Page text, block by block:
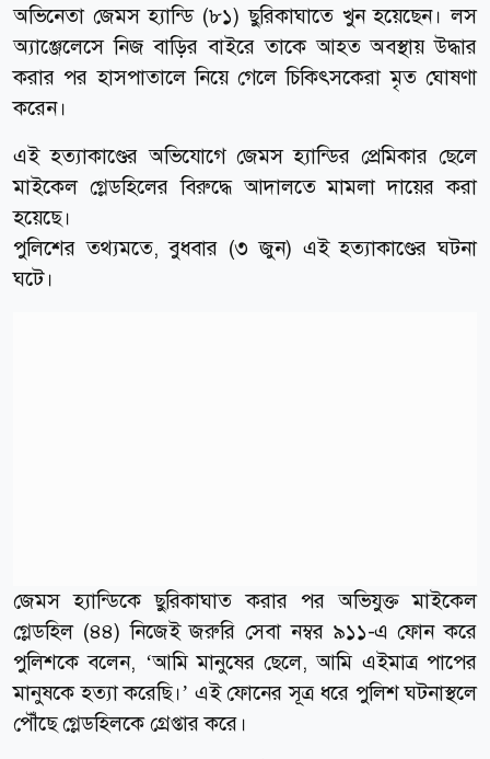
অভিনেতা জেমস হ্যান্ডি (৮১) ছুরিকাঘাতে খুন হয়েছেন। লস
অ্যাঞ্জেলেসে নিজ বাড়ির বাইরে তাকে আহত অবস্থায় উদ্ধার
করার পর হাসপাতালে নিয়ে গেলে চিকিৎসকেরা মৃত ঘোষণা
করেন।
এই হত্যাকাণ্ডের অভিযোগে জেমস হ্যান্ডির প্রেমিকার ছেলে
মাইকেল গ্লেডহিলের বিরুদ্ধে আদালতে মামলা দায়ের করা
হয়েছে।
পুলিশের তথ্যমতে, বুধবার (৩ জুন) এই হত্যাকাণ্ডের ঘটনা
ঘটে।
জেমস হ্যান্ডিকে ছুরিকাঘাত করার পর অভিযুক্ত মাইকেল
গ্লেডহিল (৪৪) নিজেই জরুরি সেবা নম্বর ৯১১-এ ফোন করে
পুলিশকে বলেন, ‘আমি মানুষের ছেলে, আমি এইমাত্র পাপের
মানুষকে হত্যা করেছি।’ এই ফোনের সূত্র ধরে পুলিশ ঘটনাস্থলে
পৌঁছে গ্লেডহিলকে গ্রেপ্তার করে।